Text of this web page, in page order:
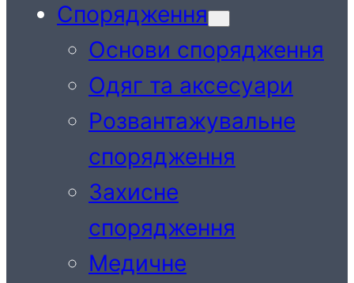
Спорядження
Основи спорядження
Одяг та аксесуари
Розвантажувальне
спорядження
Захисне
спорядження
Медичне